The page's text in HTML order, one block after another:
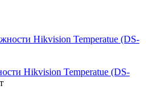
Hikvision Temperatue (DS-